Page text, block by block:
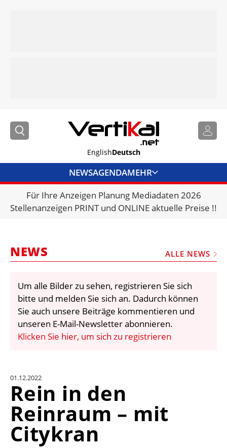
EnglishDeutsch
NEWSAGENDAMEHR
BRANCHENLINKS
VERMIETER
VIDEOS
BIBLIOTHEK
KRAN & BÜHNE
EINHEITENKONVERTER
KONTAKT
Für Ihre Anzeigen Planung Mediadaten 2026
Stellenanzeigen PRINT und ONLINE aktuelle Preise !!
NEWS ALLE NEWS
Um alle Bilder zu sehen, registrieren Sie sich
bitte und melden Sie sich an. Dadurch können
Sie auch unsere Beiträge kommentieren und
unseren E-Mail-Newsletter abonnieren.
Klicken Sie hier, um sich zu registrieren
01.12.2022
Rein in den
Reinraum – mit
Citykran